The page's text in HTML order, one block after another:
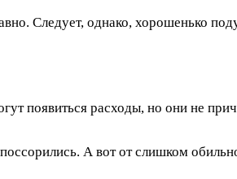
Следует, однако, хорошенько
появиться расходы, но они не
А вот от слишком